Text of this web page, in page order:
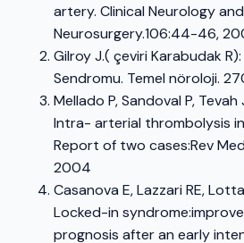
artery. Clinical Neurology and
Neurosurgery.106:44-46,
Gilroy J.( çeviri Karabudak
Sendromu. Temel nöroloji.
Mellado P, Sandoval P, Tevah
Intra- arterial thrombolysis
Report of two cases:Rev
2004
Casanova E, Lazzari RE,
Locked-in
prognosis after an early